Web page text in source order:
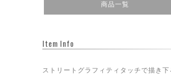
商品一覧
Item Info
ストリートグラフィティタッチで描き